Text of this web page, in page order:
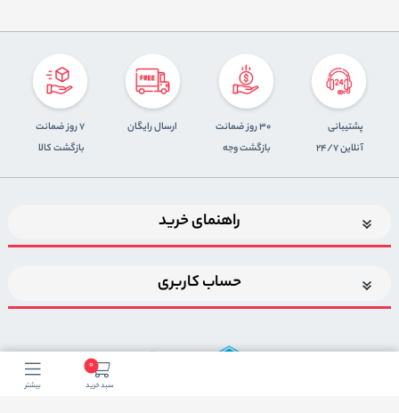
0
سبد خرید بیشتر
پشتیبانی
آنلاین 24/7
30 روز ضمانت
بازگشت وجه
ارسال رایگان
7 روز ضمانت
بازگشت کالا
راهنمای خرید
حساب کاربری